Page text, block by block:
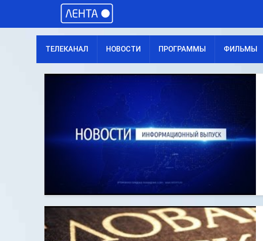
ТЕЛЕКАНАЛ НОВОСТИ ПРОГРАММЫ ФИЛЬМЫ